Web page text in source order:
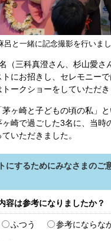
呂と一緒に記念撮影を行いま
（三科真澄さん、杉山愛さ
にお招きし、セレモニー
ークショーをしていただき
ヶ崎と子どもの頃の私」と
崎で過ごした3名に、当時
いただきました。
にするためにみなさまのご
容は参考になりましたか？
ふつう 参考にならな